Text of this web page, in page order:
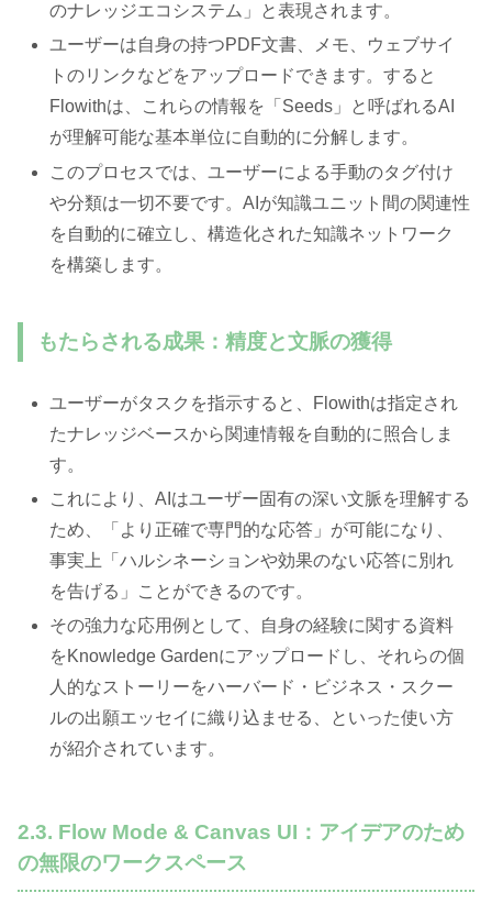
のナレッジエコシステム」と表現されます。
ユーザーは自身の持つPDF文書、メモ、ウェブサイ
トのリンクなどをアップロードできます。すると
Flowithは、これらの情報を「Seeds」と呼ばれるAI
が理解可能な基本単位に自動的に分解します。
このプロセスでは、ユーザーによる手動のタグ付け
や分類は一切不要です。AIが知識ユニット間の関連性
を自動的に確立し、構造化された知識ネットワーク
を構築します。
もたらされる成果：精度と文脈の獲得
ユーザーがタスクを指示すると、Flowithは指定され
たナレッジベースから関連情報を自動的に照合しま
す。
これにより、AIはユーザー固有の深い文脈を理解する
ため、「より正確で専門的な応答」が可能になり、
事実上「ハルシネーションや効果のない応答に別れ
を告げる」ことができるのです。
その強力な応用例として、自身の経験に関する資料
をKnowledge Gardenにアップロードし、それらの個
人的なストーリーをハーバード・ビジネス・スクー
ルの出願エッセイに織り込ませる、といった使い方
が紹介されています。
2.3. Flow Mode & Canvas UI：アイデアのため
の無限のワークスペース